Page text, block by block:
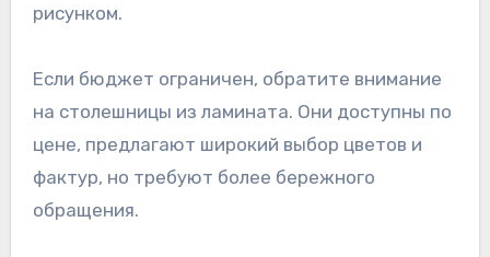
рисунком.
Если бюджет ограничен, обратите внимание
на столешницы из ламината. Они доступны по
цене, предлагают широкий выбор цветов и
фактур, но требуют более бережного
обращения.